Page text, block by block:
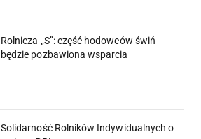
Rolnicza „S”: część hodowców świń
będzie pozbawiona wsparcia
Solidarność Rolników Indywidualnych o